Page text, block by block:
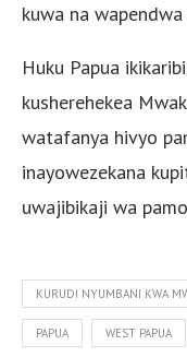
kuwa na
Huku Papua
kusherehekea
watafanya hivyo
inayowezekana
uwajibikaji wa
KURUDI NYUMBANI KWA
PAPUA WEST PAPUA